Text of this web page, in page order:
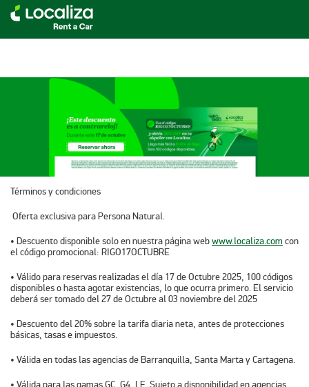
LOCALIZA ALQUILER DE VEHÍCULOS | LOCALIZA
Términos y condiciones
Oferta exclusiva para Persona Natural.
• Descuento disponible solo en nuestra página webwww.localiza.com con
el código promocional: RIGO17OCTUBRE
• Válido para reservas realizadas el día 17 de Octubre 2025, 100 códigos
disponibles o hasta agotar existencias, lo que ocurra primero. El servicio
deberá ser tomado del 27 de Octubre al 03 noviembre del 2025
• Descuento del 20% sobre la tarifa diaria neta, antes de protecciones
básicas, tasas e impuestos.
• Válida en todas las agencias de Barranquilla, Santa Marta y Cartagena.
• Válida para las gamas GC, G4, LE. Sujeto a disponibilidad en agencias.